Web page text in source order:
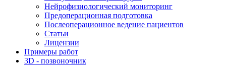
Нейрофизиологический мониторинг
Предоперационная подготовка
Послеоперационное ведение пациентов
Статьи
Лицензии
Примеры работ
3D - позвоночник